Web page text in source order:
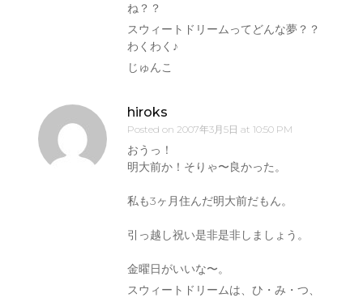
ね？？
スウィートドリームってどんな夢？？
わくわく♪
じゅんこ
hiroks
Posted on 2007年3月5日 at 10:50 PM
おうっ！
明大前か！そりゃ〜良かった。
私も3ヶ月住んだ明大前だもん。
引っ越し祝い是非是非しましょう。
金曜日がいいな〜。
スウィートドリームは、ひ・み・つ、